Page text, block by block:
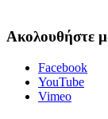
Ακολουθήστε
Facebook
YouTube
Vimeo